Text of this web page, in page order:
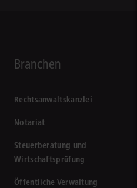
Branchen
Rechtsanwaltskanzlei
Notariat
Steuerberatung und
Wirtschaftsprüfung
Öffentliche Verwaltung